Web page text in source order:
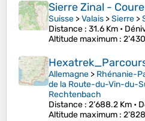
Sierre Zinal -
Suisse >Valais >Sierre >
Distance : 31.6 Km •
Altitude maximum :
Allemagne > Rhénanie-
de la Route-du-Vin-du-
Rechtenbach
Distance : 2’688.2 Km •
Altitude maximum :